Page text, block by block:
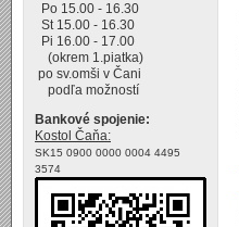
Po 15.00 - 16.30
St 15.00 - 16.30
Pi 16.00 - 17.00
(okrem 1.piatka)
po sv.omši v Čani
podľa možností
Bankové spojenie:
Kostol Čaňa:
SK15 0900 0000 0004 4495
3574